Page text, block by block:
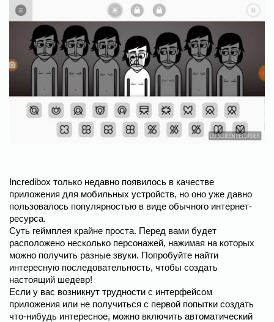
Incredibox только недавно появилось в качестве
приложения для мобильных устройств, но оно уже давно
пользовалось популярностью в виде обычного интернет-
ресурса.
Суть геймплея крайне проста. Перед вами будет
расположено несколько персонажей, нажимая на которых
можно получить разные звуки. Попробуйте найти
интересную последовательность, чтобы создать
настоящий шедевр!
Если у вас возникнут трудности с интерфейсом
приложения или не получиться с первой попытки создать
что-нибудь интересное, можно включить автоматический